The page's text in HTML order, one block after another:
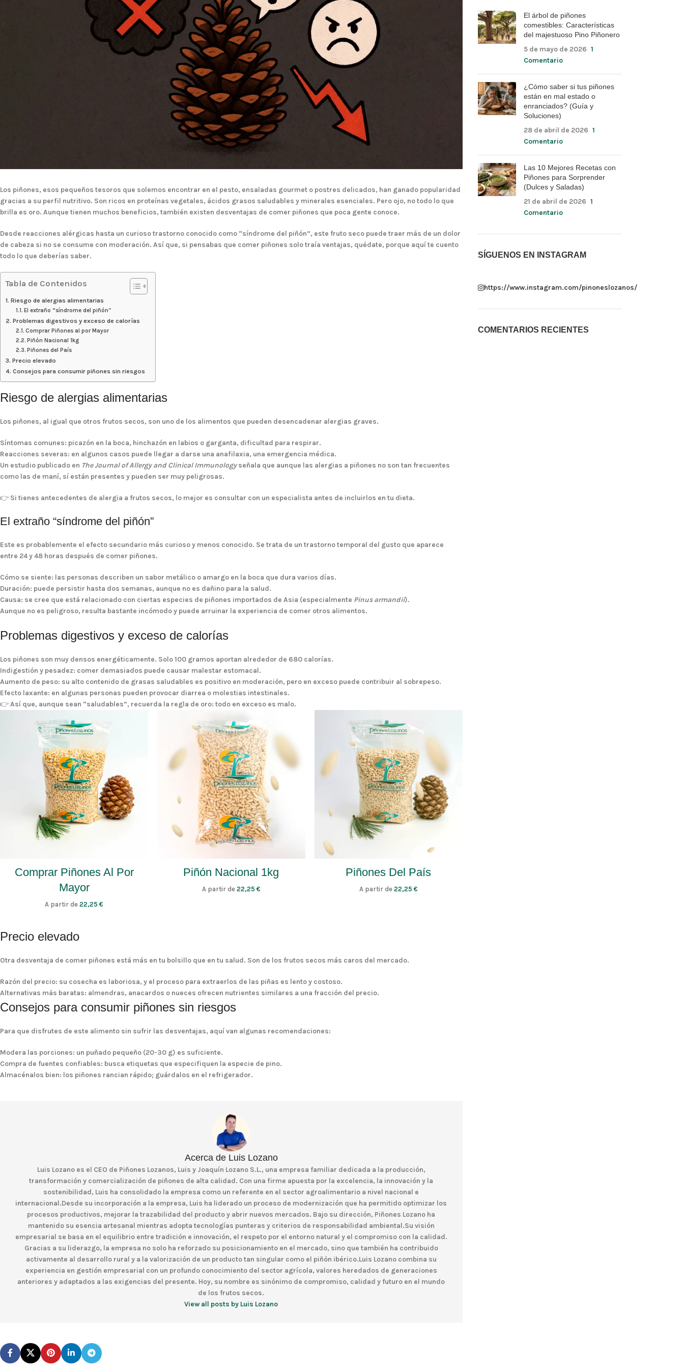
Los piñones, esos pequeños tesoros que solemos encontrar en el pesto, ensaladas gourmet o postres delicados, han ganado popularidad
gracias a su perfil nutritivo. Son ricos en proteínas vegetales, ácidos grasos saludables y minerales esenciales. Pero ojo, no todo lo que
brilla es oro. Aunque tienen muchos beneficios, también existen desventajas de comer piñones que poca gente conoce.
Desde reacciones alérgicas hasta un curioso trastorno conocido como “síndrome del piñón”, este fruto seco puede traer más de un dolor
de cabeza si no se consume con moderación. Así que, si pensabas que comer piñones solo traía ventajas, quédate, porque aquí te cuento
todo lo que deberías saber.
Tabla de Contenidos
Riesgo de alergias alimentarias
El extraño “síndrome del piñón”
Problemas digestivos y exceso de calorías
Comprar Piñones al por Mayor
Piñón Nacional 1kg
Piñones del País
Precio elevado
Consejos para consumir piñones sin riesgos
Riesgo de alergias alimentarias
Los piñones, al igual que otros frutos secos, son uno de los alimentos que pueden desencadenar alergias graves.
Síntomas comunes: picazón en la boca, hinchazón en labios o garganta, dificultad para respirar.
Reacciones severas: en algunos casos puede llegar a darse una anafilaxia, una emergencia médica.
Un estudio publicado en The Journal of Allergy and Clinical Immunologyseñala que aunque las alergias a piñones no son tan frecuentes
como las de maní, sí están presentes y pueden ser muy peligrosas.
👉 Si tienes antecedentes de alergia a frutos secos, lo mejor es consultar con un especialista antes de incluirlos en tu dieta.
El extraño “síndrome del piñón”
Este es probablemente el efecto secundario más curioso y menos conocido. Se trata de un trastorno temporal del gusto que aparece
entre 24 y 48 horas después de comer piñones.
Cómo se siente: las personas describen un sabor metálico o amargo en la boca que dura varios días.
Duración: puede persistir hasta dos semanas, aunque no es dañino para la salud.
Causa: se cree que está relacionado con ciertas especies de piñones importados de Asia (especialmente Pinus armandii).
Aunque no es peligroso, resulta bastante incómodo y puede arruinar la experiencia de comer otros alimentos.
Problemas digestivos y exceso de calorías
Los piñones son muy densos energéticamente. Solo 100 gramos aportan alrededor de 680 calorías.
Indigestión y pesadez: comer demasiados puede causar malestar estomacal.
Aumento de peso: su alto contenido de grasas saludables es positivo en moderación, pero en exceso puede contribuir al sobrepeso.
Efecto laxante: en algunas personas pueden provocar diarrea o molestias intestinales.
👉 Así que, aunque sean “saludables”, recuerda la regla de oro: todo en exceso es malo.
Comprar Piñones Al Por
Mayor
A partir de22,25€
Piñón Nacional 1kg
A partir de 22,25 €
Piñones Del País
A partir de 22,25 €
Precio elevado
Otra desventaja de comer piñones está más en tu bolsillo que en tu salud. Son de los frutos secos más caros del mercado.
Razón del precio: su cosecha es laboriosa, y el proceso para extraerlos de las piñas es lento y costoso.
Alternativas más baratas: almendras, anacardos o nueces ofrecen nutrientes similares a una fracción del precio.
Consejos para consumir piñones sin riesgos
Para que disfrutes de este alimento sin sufrir las desventajas, aquí van algunas recomendaciones:
Modera las porciones: un puñado pequeño (20-30 g) es suficiente.
Compra de fuentes confiables: busca etiquetas que especifiquen la especie de pino.
Almacénalos bien: los piñones rancian rápido; guárdalos en el refrigerador.
Acerca de Luis Lozano
Luis Lozano es el CEO de Piñones Lozanos, Luis y Joaquín Lozano S.L., una empresa familiar dedicada a la producción,
transformación y comercialización de piñones de alta calidad. Con una firme apuesta por la excelencia, la innovación y la
sostenibilidad, Luis ha consolidado la empresa como un referente en el sector agroalimentario a nivel nacional e
internacional.Desde su incorporación a la empresa, Luis ha liderado un proceso de modernización que ha permitido optimizar los
procesos productivos, mejorar la trazabilidad del producto y abrir nuevos mercados. Bajo su dirección, Piñones Lozano ha
mantenido su esencia artesanal mientras adopta tecnologías punteras y criterios de responsabilidad ambiental.Su visión
empresarial se basa en el equilibrio entre tradición e innovación, el respeto por el entorno natural y el compromiso con la calidad.
Gracias a su liderazgo, la empresa no solo ha reforzado su posicionamiento en el mercado, sino que también ha contribuido
activamente al desarrollo rural y a la valorización de un producto tan singular como el piñón ibérico.Luis Lozano combina su
experiencia en gestión empresarial con un profundo conocimiento del sector agrícola, valores heredados de generaciones
anteriores y adaptados a las exigencias del presente. Hoy, su nombre es sinónimo de compromiso, calidad y futuro en el mundo
de los frutos secos.
View all posts by Luis Lozano
El árbol de piñones
comestibles: Características
del majestuoso Pino Piñonero
5 de mayo de 2026 1
Comentario
¿Cómo saber si tus piñones
están en mal estado o
enranciados? (Guía y
Soluciones)
28 de abril de 2026 1
Comentario
Las 10 Mejores Recetas con
Piñones para Sorprender
(Dulces y Saladas)
21 de abril de 2026 1
Comentario
SÍGUENOS EN INSTAGRAM
https://www.instagram.com/pinoneslozanos/
COMENTARIOS RECIENTES